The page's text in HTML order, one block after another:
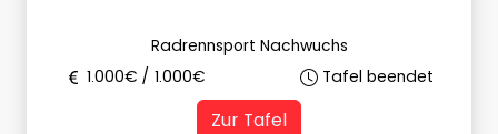
Radrennsport Nachwuchs
1.000€ / 1.000€ Tafel beendet
Zur Tafel